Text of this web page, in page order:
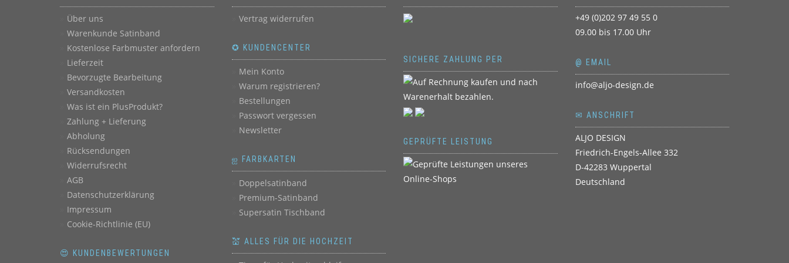
Über uns
Warenkunde Satinband
Kostenlose Farbmuster anfordern
Lieferzeit
Bevorzugte Bearbeitung
Versandkosten
Was ist ein PlusProdukt?
Zahlung + Lieferung
Abholung
Rücksendungen
Widerrufsrecht
AGB
Datenschutzerklärung
Impressum
Cookie-Richtlinie (EU)
😍 KUNDENBEWERTUNGEN
Vertrag widerrufen
✪ KUNDENCENTER
Mein Konto
Warum registrieren?
Bestellungen
Passwort vergessen
Newsletter
ஐ FARBKARTEN
Doppelsatinband
Premium-Satinband
Supersatin Tischband
💒 ALLES FÜR DIE HOCHZEIT
SICHERE ZAHLUNG PER
GEPRÜFTE LEISTUNG
+49 (0)202 97 49 55 0
09.00 bis 17.00 Uhr
@ EMAIL
info@aljo-design.de
✉ ANSCHRIFT
ALJO DESIGN
Friedrich-Engels-Allee 332
D-42283 Wuppertal
Deutschland